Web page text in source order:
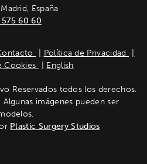
España
575 60 60
Política de Privacidad
Cookies
English
Reservados todos los derechos.
imágenes pueden ser
Plastic Surgery Studios